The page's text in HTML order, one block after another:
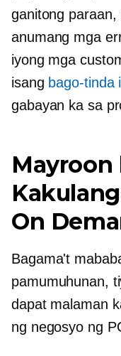
ganitong
anumang mga
iyong mga
isang bago-tinda
gabayan ka sa
Mayroon
On
Bagama't
pamumuhunan,
dapat malaman
ng negosyo ng